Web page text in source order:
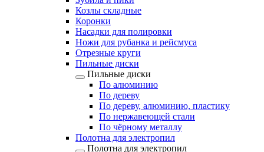
Козлы складные
Коронки
Насадки для полировки
Ножи для рубанка и рейсмуса
Отрезные круги
Пильные диски
Пильные диски
По алюминию
По дереву
По дереву, алюминию, пластику
По нержавеющей стали
По чёрному металлу
Полотна для электропил
Полотна для электропил